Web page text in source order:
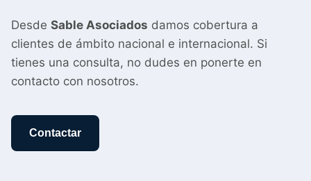
Desde Sable Asociados damos cobertura a
clientes de ámbito nacional e internacional. Si
tienes una consulta, no dudes en ponerte en
contacto con nosotros.
Contactar